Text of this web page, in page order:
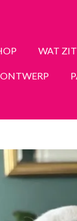
WAT